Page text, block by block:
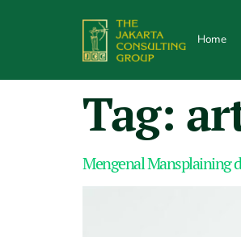
Home
Tag:
Mengenal Mansplaining